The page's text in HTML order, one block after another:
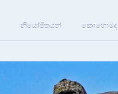
නියෝජිතයන් කොහොමද